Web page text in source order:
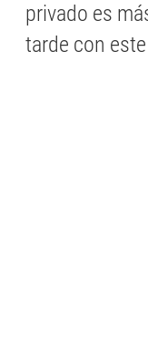
privado es
tarde con